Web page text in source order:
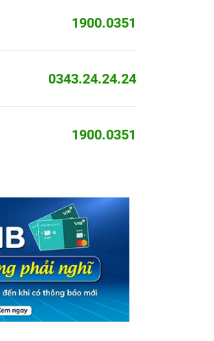
1900.0351
0343.24.24.24
1900.0351